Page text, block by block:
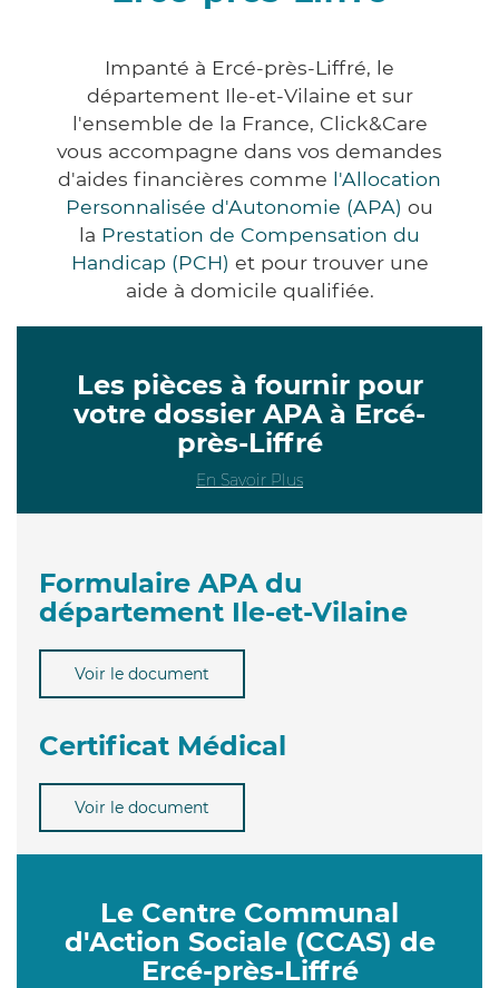
Impanté à Ercé-près-Liffré, le
département Ile-et-Vilaine et sur
l'ensemble de la France, Click&Care
vous accompagne dans vos demandes
d'aides financières comme l'Allocation
Personnalisée d'Autonomie (APA) ou
la Prestation de Compensation du
Handicap (PCH) et pour trouver une
aide à domicile qualifiée.
Les pièces à fournir pour
votre dossier APA à Ercé-
près-Liffré
En Savoir Plus
Formulaire APA du
département Ile-et-Vilaine
Voir le document
Certificat Médical
Voir le document
Le Centre Communal
d'Action Sociale (CCAS) de
Ercé-près-Liffré